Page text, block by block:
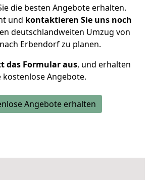
die besten Angebote erhalten.
und kontaktieren Sie uns noch
deutschlandweiten Umzug von
Erbendorf zu planen.
das Formular aus, und erhalten
kostenlose Angebote.
Angebote erhalten